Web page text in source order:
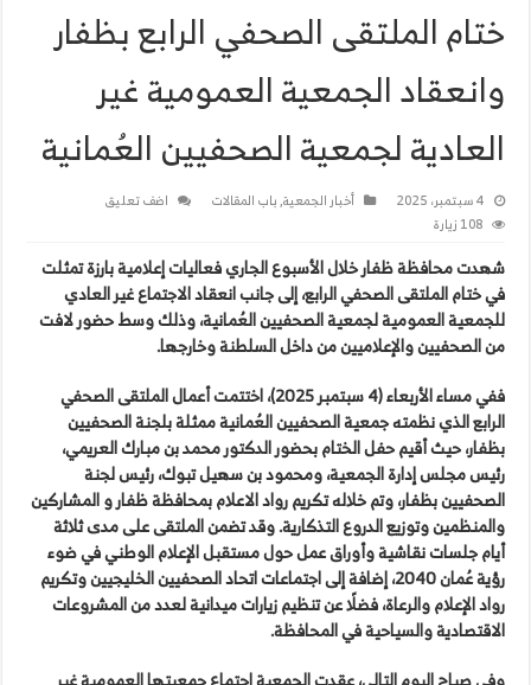
ختام الملتقى الصحفي الرابع بظفار
وانعقاد الجمعية العمومية غير
العادية لجمعية الصحفيين العُمانية
4 سبتمبر، 2025 أخبار الجمعية,باب المقالات
اضف تعليق
108 زيارة
شهدت محافظة ظفار خلال الأسبوع الجاري فعاليات إعلامية بارزة تمثلت
في ختام الملتقى الصحفي الرابع، إلى جانب انعقاد الاجتماع غير العادي
للجمعية العمومية لجمعية الصحفيين العُمانية، وذلك وسط حضور لافت
من الصحفيين والإعلاميين من داخل السلطنة وخارجها.
ففي مساء الأربعاء (4 سبتمبر 2025)، اختتمت أعمال الملتقى الصحفي
الرابع الذي نظمته جمعية الصحفيين العُمانية ممثلة بلجنة الصحفيين
بظفار، حيث أقيم حفل الختام بحضور الدكتور محمد بن مبارك العريمي،
رئيس مجلس إدارة الجمعية، ومحمود بن سهيل تبوك، رئيس لجنة
الصحفيين بظفار، وتم خلاله تكريم رواد الاعلام بمحافظة ظفار و المشاركين
والمنظمين وتوزيع الدروع التذكارية. وقد تضمن الملتقى على مدى ثلاثة
أيام جلسات نقاشية وأوراق عمل حول مستقبل الإعلام الوطني في ضوء
رؤية عُمان 2040، إضافة إلى اجتماعات اتحاد الصحفيين الخليجيين وتكريم
رواد الإعلام والرعاة، فضلًا عن تنظيم زيارات ميدانية لعدد من المشروعات
الاقتصادية والسياحية في المحافظة.